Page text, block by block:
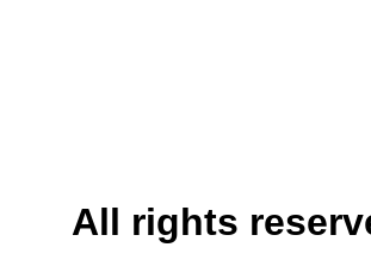
All rights